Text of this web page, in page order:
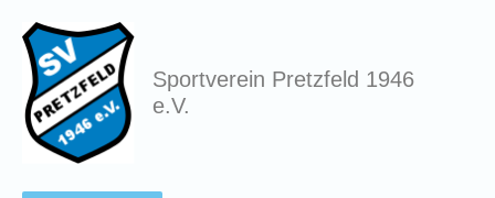
Sportverein Pretzfeld 1946
e.V.